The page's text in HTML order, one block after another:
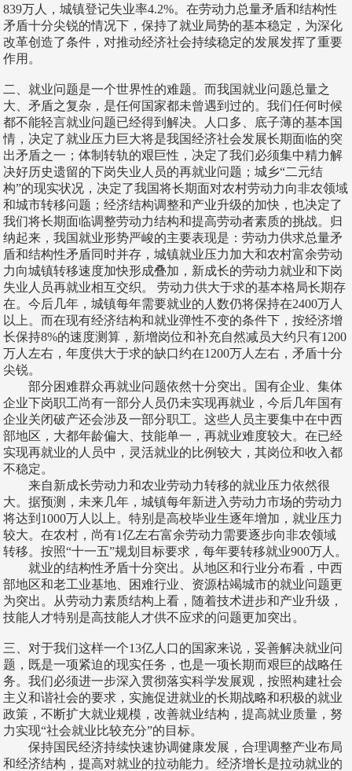
839万人，城镇登记失业率4.2%。在劳动力总量矛盾和结构性
矛盾十分尖锐的情况下，保持了就业局势的基本稳定，为深化
改革创造了条件，对推动经济社会持续稳定的发展发挥了重要
作用。
二、就业问题是一个世界性的难题。而我国就业问题总量之
大、矛盾之复杂，是任何国家都未曾遇到过的。我们任何时候
都不能轻言就业问题已经得到解决。人口多、底子薄的基本国
情，决定了就业压力巨大将是我国经济社会发展长期面临的突
出矛盾之一；体制转轨的艰巨性，决定了我们必须集中精力解
决好历史遗留的下岗失业人员的再就业问题；城乡“二元结
构”的现实状况，决定了我国将长期面对农村劳动力向非农领域
和城市转移问题；经济结构调整和产业升级的加快，也决定了
我们将长期面临调整劳动力结构和提高劳动者素质的挑战。归
纳起来，我国就业形势严峻的主要表现是：劳动力供求总量矛
盾和结构性矛盾同时并存，城镇就业压力加大和农村富余劳动
力向城镇转移速度加快形成叠加，新成长的劳动力就业和下岗
失业人员再就业相互交织。 劳动力供大于求的基本格局长期存
在。今后几年，城镇每年需要就业的人数仍将保持在2400万人
以上。而在现有经济结构和就业弹性不变的条件下，按经济增
长保持8%的速度测算，新增岗位和补充自然减员大约只有1200
万人左右，年度供大于求的缺口约在1200万人左右，矛盾十分
尖锐。
部分困难群众再就业问题依然十分突出。国有企业、集体
企业下岗职工尚有一部分人员仍未实现再就业，今后几年国有
企业关闭破产还会涉及一部分职工。这些人员主要集中在中西
部地区，大都年龄偏大、技能单一，再就业难度较大。在已经
实现再就业的人员中，灵活就业的比例较大，其岗位和收入都
不稳定。
来自新成长劳动力和农业劳动力转移的就业压力依然很
大。据预测，未来几年，城镇每年新进入劳动力市场的劳动力
将达到1000万人以上。特别是高校毕业生逐年增加，就业压力
较大。在农村，尚有1亿左右富余劳动力需要逐步向非农领域
转移。按照“十一五”规划目标要求，每年要转移就业900万人。
就业的结构性矛盾十分突出。从地区和行业分布看，中西
部地区和老工业基地、困难行业、资源枯竭城市的就业问题更
为突出。从劳动力素质结构上看，随着技术进步和产业升级，
技能人才特别是高技能人才供不应求的问题更加突出。
三、对于我们这样一个13亿人口的国家来说，妥善解决就业问
题，既是一项紧迫的现实任务，也是一项长期而艰巨的战略任
务。我们必须进一步深入贯彻落实科学发展观，按照构建社会
主义和谐社会的要求，实施促进就业的长期战略和积极的就业
政策，不断扩大就业规模，改善就业结构，提高就业质量，努
力实现“社会就业比较充分”的目标。
保持国民经济持续快速协调健康发展，合理调整产业布局
和经济结构，提高对就业的拉动能力。经济增长是拉动就业的